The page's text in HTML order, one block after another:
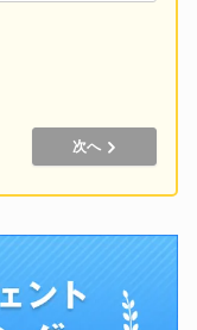
団体職員など
次へ